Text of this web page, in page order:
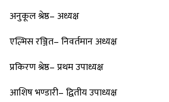
अनुकूल श्रेष्ठ– अध्यक्ष
एल्भिस रञ्जित– निवर्तमान अध्यक्ष
प्रकिरण श्रेष्ठ– प्रथम उपाध्यक्ष
आशिष भण्डारी– द्वितीय उपाध्यक्ष